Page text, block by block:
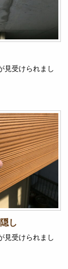
見受けられまし
し
見受けられまし